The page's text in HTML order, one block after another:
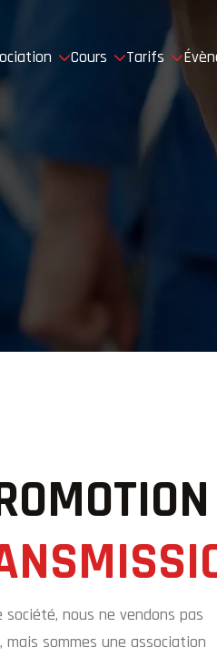
Cours Tarifs
société, nous ne vendons pas
sommes une association